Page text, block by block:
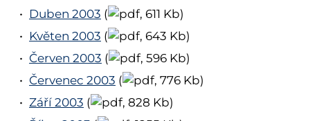
Duben 2003 (
, 611 Kb)
Květen 2003 (
, 643 Kb)
Červen 2003 (
, 596 Kb)
Červenec 2003 (
, 776 Kb)
Září 2003 (
, 828 Kb)